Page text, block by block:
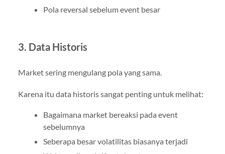
Pola reversal sebelum event besar
3. Data Historis
Market sering mengulang pola yang sama.
Karena itu data historis sangat penting untuk melihat:
Bagaimana market bereaksi pada event
sebelumnya
Seberapa besar volatilitas biasanya terjadi